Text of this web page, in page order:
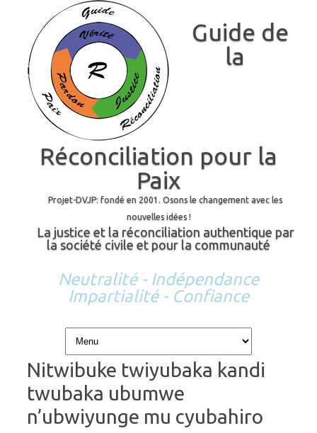
Guide de
la
Réconciliation pour la
Paix
Projet-DVJP: fondé en 2001. Osons le changement avec les
nouvelles idées !
La justice et la réconciliation authentique par
la société civile et pour la communauté
Neutralité - Indépendance
Impartialité - Confiance
Skip to content
Nitwibuke twiyubaka kandi
twubaka ubumwe
n’ubwiyunge mu cyubahiro